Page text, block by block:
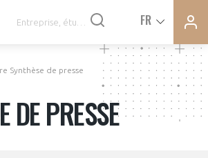
FR
Synthèse de presse
DE PRESSE